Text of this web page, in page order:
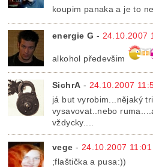
koupim panaka a je to
energie G - 24.10.2007
alkohol předevšim
SichrA - 24.10.2007
já but vyrobim...nějaký
vysavovat..nebo
vždycky....
vege - 24.10.2007 11:01
;flaštička a pusa:))